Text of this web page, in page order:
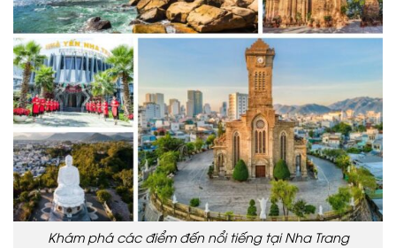
Khám phá các điểm đến nổi tiếng tại Nha Trang